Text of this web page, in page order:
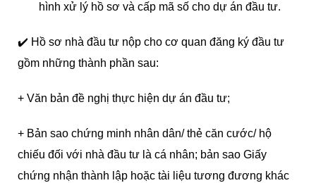
hình xử lý hồ sơ và cấp mã số cho dự án đầu tư.
✔️ Hồ sơ nhà đầu tư nộp cho cơ quan đăng ký đầu tư
gồm những thành phần sau:
+ Văn bản đề nghị thực hiện dự án đầu tư;
+ Bản sao chứng minh nhân dân/ thẻ căn cước/ hộ
chiếu đối với nhà đầu tư là cá nhân; bản sao Giấy
chứng nhận thành lập hoặc tài liệu tương đương khác